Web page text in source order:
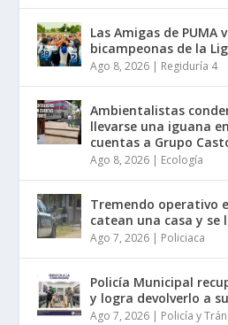
Las Amigas de PUMA
bicampeonas de la
Ago 8, 2026 Regiduría 4
Ambientalistas
llevarse una iguana
cuentas a Grupo
Ago 8, 2026 Ecología
Tremendo operativo
catean una casa y se
Ago 7, 2026 Policiaca
Policía Municipal
y logra devolverlo a
Ago 7, 2026 Policía y